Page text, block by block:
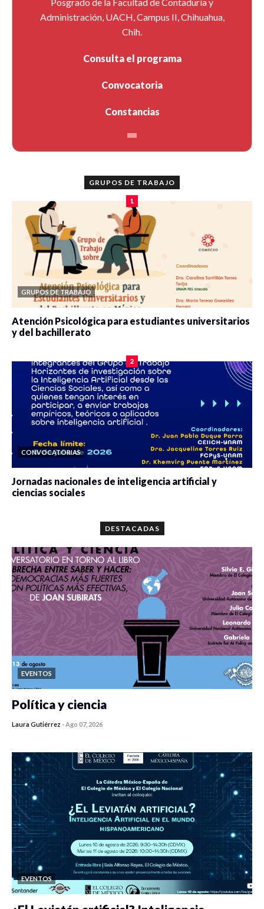
Administración, UACH, Campus II, Chihuahua,
Chih.
Consulta el programa
Convocatoria
Constancias
GRUPOS DE TRABAJO
1
GRUPOS DE TRABAJO
Atención Psicológica para estudiantes universitarios
y del bachillerato
2
CONVOCATORIAS
Jornadas nacionales de inteligencia artificial y
ciencias sociales
DESTACADAS
EVENTOS
Política y ciencia
Laura Gutiérrez -Ago 07, 2026
EVENTOS